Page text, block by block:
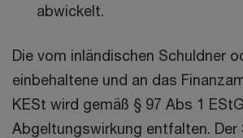
abwickelt.
Die vom inländischen Schuldner
einbehaltene und an das
KESt wird gemäß § 97 Abs 1
Abgeltungswirkung entfalten.